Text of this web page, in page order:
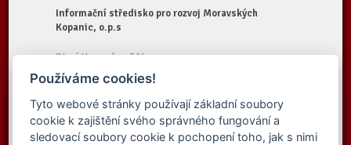
Informační středisko pro rozvoj Moravských
Kopanic, o.p.s
Starý Hrozenkov 314
687 74 Starý Hrozenkov
Tel.:+420 572 696 323
E-mail:
iskopanice@iskopanice.cz
Web:https://www.iskopanice.cz
Používáme cookies!
Tyto webové stránky používají základní soubory
cookie k zajištění svého správného fungování a
sledovací soubory cookie k pochopení toho, jak s nimi